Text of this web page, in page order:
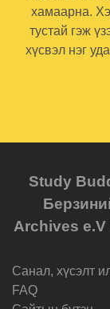
хамаарна.
тустай гэж
хүсвэл нэг
Study
Archives e.V
Санал, хүсэлт
FAQ